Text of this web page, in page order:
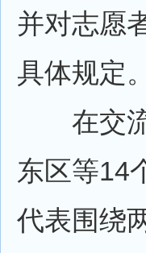
并对志愿
具体规定。
在交流
东区等14
代表围绕